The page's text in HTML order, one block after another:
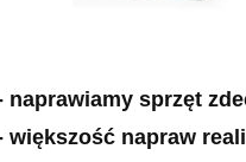
naprawiamy sprzęt
większość napraw